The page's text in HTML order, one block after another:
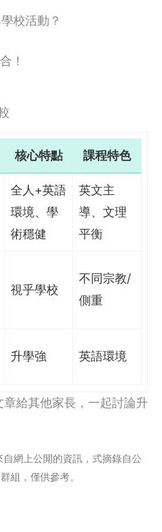
校活動？
！
核心特點 課程特色
全人+英語
環境、學
術穩健
英文主
導、文理
平衡
視乎學校
不同宗教/
側重
升學強 英語環境
章給其他家長，一起討論升
網上公閞的資訊，式摘錄自公
組，僅供參考。